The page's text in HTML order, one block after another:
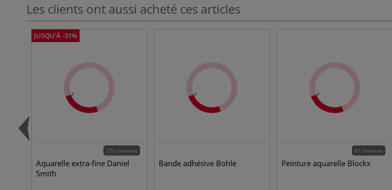
Les clients ont aussi acheté ces articles
JUSQU'À -31%
272 couleurs
Aquarelle extra-fine Daniel
Smith
Bande adhésive Bohle
81 couleurs
Peinture aquarelle Blockx